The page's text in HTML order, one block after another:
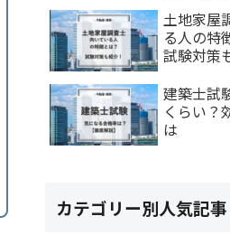
土地家屋
る人の特
試験対策
建築士試
くらい？
は
カテゴリー別人気記事